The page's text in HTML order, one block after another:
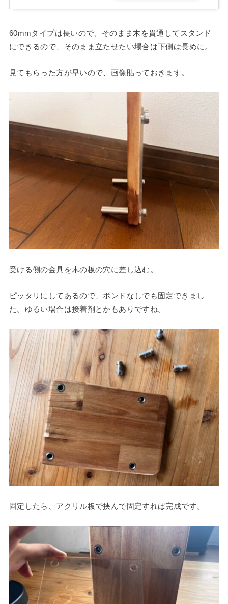
60mmタイプは長いので、そのまま木を貫通してスタンド
にできるので、そのまま立たせたい場合は下側は長めに。
見てもらった方が早いので、画像貼っておきます。
受ける側の金具を木の板の穴に差し込む。
ピッタリにしてあるので、ボンドなしでも固定できまし
た。ゆるい場合は接着剤とかもありですね。
固定したら、アクリル板で挟んで固定すれば完成です。